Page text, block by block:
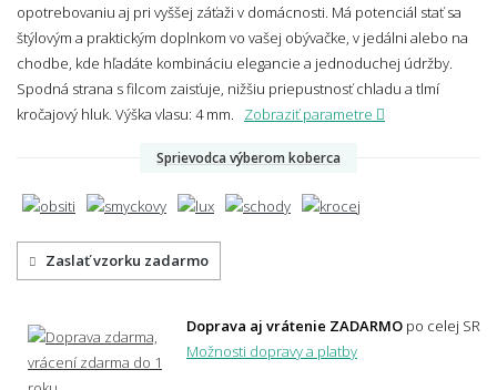
opotrebovaniu aj pri vyššej záťaži v domácnosti. Má potenciál stať sa
štýlovým a praktickým doplnkom vo vašej obývačke, v jedálni alebo na
chodbe, kde hľadáte kombináciu elegancie a jednoduchej údržby.
Spodná strana s filcom zaisťuje, nižšiu priepustnosť chladu a tlmí
kročajový hluk. Výška vlasu: 4 mm. Zobraziť parametre
Sprievodca výberom koberca
Zaslať vzorku zadarmo
Doprava aj vrátenie ZADARMO po celej SR
Možnosti dopravy a platby